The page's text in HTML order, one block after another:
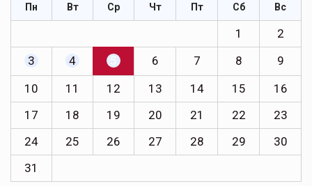
Пн Вт Ср Чт Пт Сб Вс
1
2
3
4 5 6 7 8
9
10
11 12 13 14 15
16
17
18 19 20 21 22
23
24
25 26 27 28 29
30
31